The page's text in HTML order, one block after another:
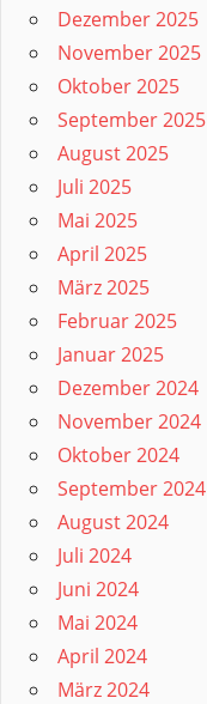
Dezember 2025
November 2025
Oktober 2025
September 2025
August 2025
Juli 2025
Mai 2025
April 2025
März 2025
Februar 2025
Januar 2025
Dezember 2024
November 2024
Oktober 2024
September 2024
August 2024
Juli 2024
Juni 2024
Mai 2024
April 2024
März 2024